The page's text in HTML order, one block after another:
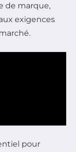
de marque,
exigences
pour